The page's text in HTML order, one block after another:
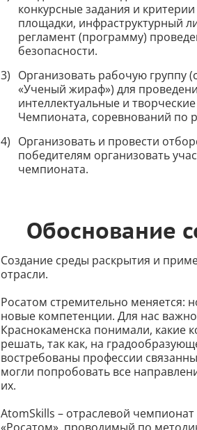
конкурсные задания и
площадки, инфраструктурный
регламент (программу)
безопасности.
Организовать рабочую
«Ученый жираф») для
интеллектуальные и
Чемпионата, соревнований по
Организовать и провести
победителям организовать
чемпионата.
Обоснование
Создание среды раскрытия и
отрасли.
Росатом стремительно меняется:
новые компетенции. Для нас
Краснокаменска понимали, какие
решать, так как, на
востребованы профессии
могли попробовать все
их.
AtomSkills – отраслевой